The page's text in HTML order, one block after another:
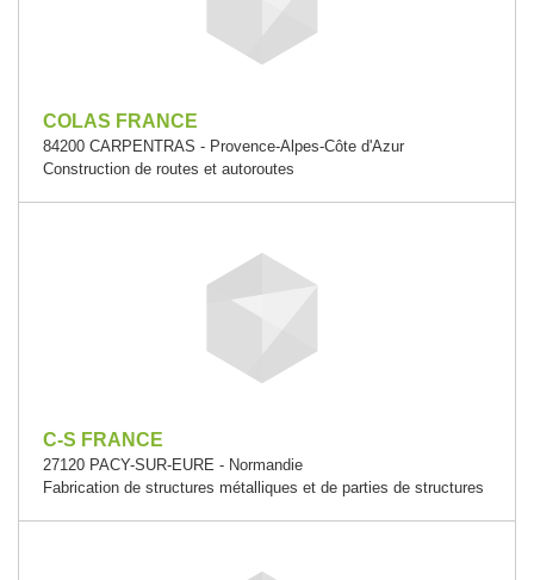
COLAS FRANCE
84200 CARPENTRAS - Provence-Alpes-Côte d'Azur
Construction de routes et autoroutes
C-S FRANCE
27120 PACY-SUR-EURE - Normandie
Fabrication de structures métalliques et de parties de structures